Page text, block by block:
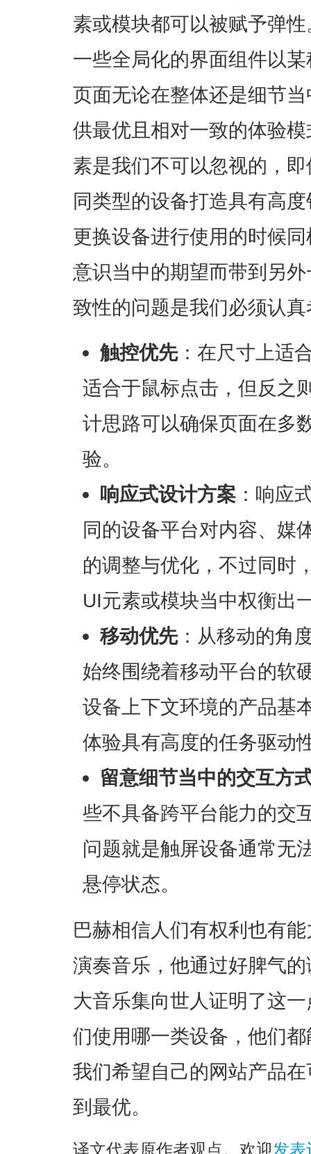
素或模块都可以被赋予弹
一些全局化的界面组件以
页面无论在整体还是细节
供最优且相对一致的体验
素是我们不可以忽视的，
同类型的设备打造具有高
更换设备进行使用的时候
意识当中的期望而带到另
致性的问题是我们必须认
触控优先：在尺寸上适
适合于鼠标点击，但反之
计思路可以确保页面在多
验。
响应式设计方案：响应
同的设备平台对内容、媒
的调整与优化，不过同时
UI元素或模块当中权衡出
移动优先：从移动的角
始终围绕着移动平台的软
设备上下文环境的产品基
体验具有高度的任务驱动
留意细节当中的交互方
些不具备跨平台能力的交
问题就是触屏设备通常无
悬停状态。
巴赫相信人们有权利也有
演奏音乐，他通过好脾气
大音乐集向世人证明了这
们使用哪一类设备，他们
我们希望自己的网站产品
到最优。
译文代表原作者观点。欢迎发表